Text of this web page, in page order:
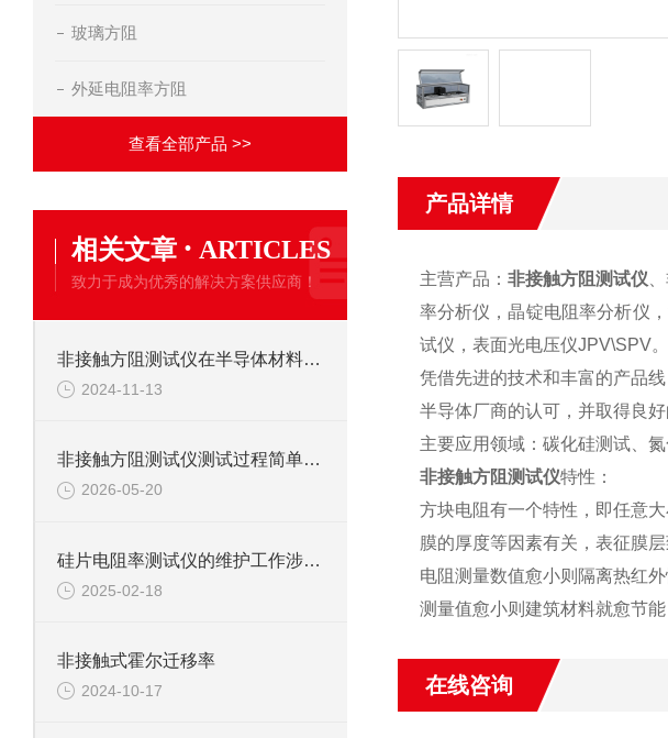
玻璃方阻
外延电阻率方阻
查看全部产品 >>
相关文章 · ARTICLES
致力于成为优秀的解决方案供应商！
非接触方阻测试仪在半导体材料的研发和生产中的作用
2024-11-13
非接触方阻测试仪测试过程简单快速，提高了生产效率
2026-05-20
硅片电阻率测试仪的维护工作涉及到的方方面面
2025-02-18
非接触式霍尔迁移率
2024-10-17
产品详情
主营产品： 非接触方阻测试仪
率分析仪，晶锭电阻率分析仪
试仪，表面光电压仪JPV\SPV
凭借先进的技术和丰富的产品
半导体厂商的认可，并取得良好
主要应用领域：碳化硅测试、
非接触方阻测试仪特性：
方块电阻有一个特性，即任意
膜的厚度等因素有关，表征膜
电阻测量数值愈小则隔离热红
测量值愈小则建筑材料就愈节
在线咨询